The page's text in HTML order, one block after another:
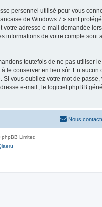
personnel utilisé pour vous
de Windows 7 » sont
adresse e-mail demandée
informations de votre compte
toutefois de ne pas utiliser
le conserver en lieu sûr. En
vous oubliez votre mot de
e-mail ; le logiciel phpBB
Nous
Limited